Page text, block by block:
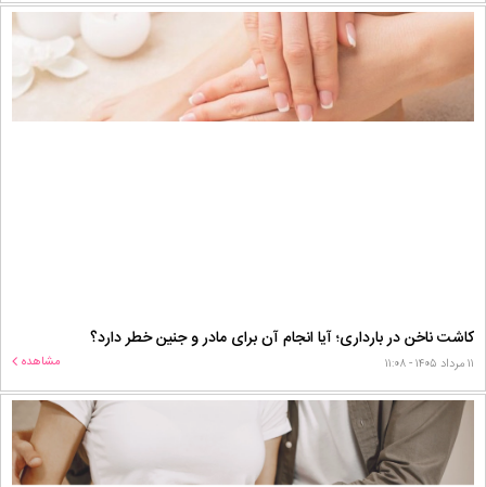
کاشت ناخن در بارداری؛ آیا انجام آن برای مادر و جنین خطر دارد؟
۱۱ مرداد ۱۴۰۵ - ۱۱:۰۸ مشاهده